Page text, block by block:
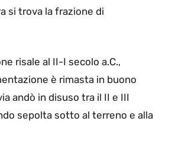
si trova la frazione di
risale al II-I secolo a.C.,
è rimasta in buono
andò in disuso tra il II e III
sepolta sotto al terreno e alla